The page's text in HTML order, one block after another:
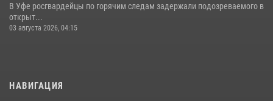
В Уфе росгвардейцы по горячим следам задержали подозреваемого в
открыт...
03 августа 2026, 04:15
НАВИГАЦИЯ